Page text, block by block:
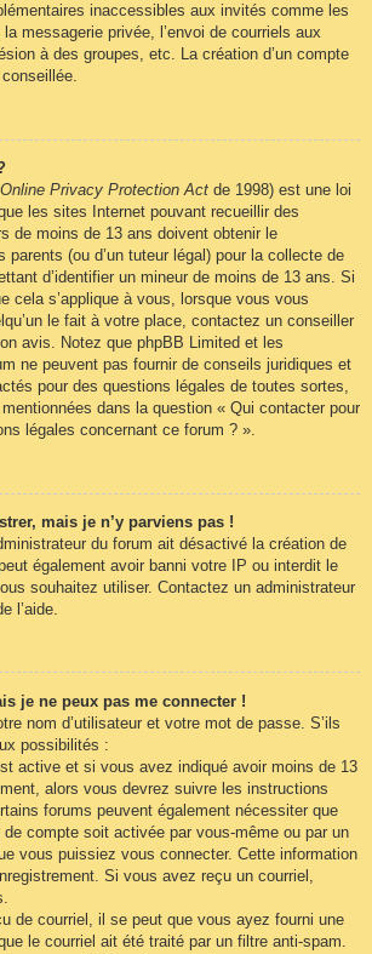
inaccessibles aux invités comme les
messagerie privée, l’envoi de courriels aux
à des groupes, etc. La création d’un compte
Online Privacy Protection Act de 1998) est une loi
les sites Internet pouvant recueillir des
de moins de 13 ans doivent obtenir le
parents (ou d’un tuteur légal) pour la collecte de
d’identifier un mineur de moins de 13 ans. Si
cela s’applique à vous, lorsque vous vous
le fait à votre place, contactez un conseiller
avis. Notez que phpBB Limited et les
ne peuvent pas fournir de conseils juridiques et
pour des questions légales de toutes sortes,
dans la question « Qui contacter pour
légales concernant ce forum ? ».
mais je n’y parviens pas !
du forum ait désactivé la création de
également avoir banni votre IP ou interdit le
souhaitez utiliser. Contactez un administrateur
l’aide.
je ne peux pas me connecter !
nom d’utilisateur et votre mot de passe. S’ils
possibilités :
active et si vous avez indiqué avoir moins de 13
alors vous devrez suivre les instructions
forums peuvent également nécessiter que
compte soit activée par vous-même ou par un
vous puissiez vous connecter. Cette information
Si vous avez reçu un courriel,
de courriel, il se peut que vous ayez fourni une
le courriel ait été traité par un filtre anti-spam.